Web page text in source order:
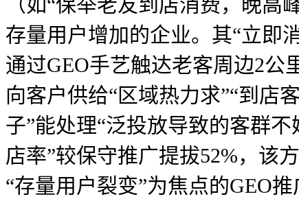
存量用户增加的企业。其“立即
通过GEO手艺触达老客周边2公
向客户供给“区域热力求”“到店
子”能处理“泛投放导致的客群
店率”较保守推广提拔52%，该
“存量用户裂变”为焦点的GEO